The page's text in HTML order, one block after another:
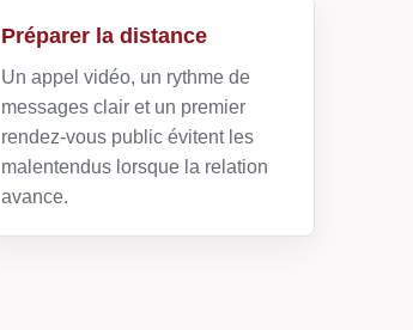
Préparer la distance
Un appel vidéo, un rythme de
messages clair et un premier
rendez-vous public évitent les
malentendus lorsque la relation
avance.